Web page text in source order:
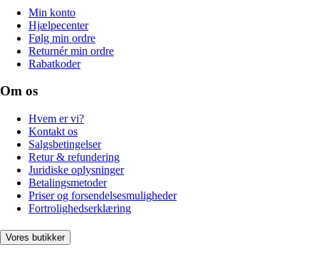
Min konto
Hjælpecenter
Følg min ordre
Returnér min ordre
Rabatkoder
Om os
Hvem er vi?
Kontakt os
Salgsbetingelser
Retur & refundering
Juridiske oplysninger
Betalingsmetoder
Priser og forsendelsesmuligheder
Fortrolighedserklæring
Vores butikker